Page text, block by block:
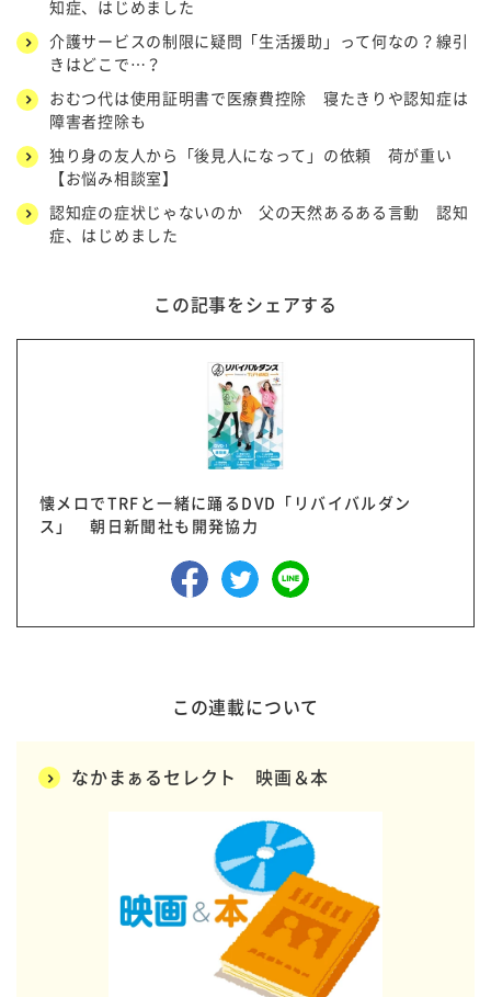
知症、はじめました
介護サービスの制限に疑問「生活援助」って何なの？線引
きはどこで…？
おむつ代は使用証明書で医療費控除 寝たきりや認知症は
障害者控除も
独り身の友人から「後見人になって」の依頼 荷が重い
【お悩み相談室】
認知症の症状じゃないのか 父の天然あるある言動 認知
症、はじめました
この記事をシェアする
懐メロでTRFと一緒に踊るDVD「リバイバルダン
ス」 朝日新聞社も開発協力
この連載について
なかまぁるセレクト 映画＆本